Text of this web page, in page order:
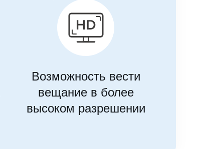
Возможность вести
вещание в более
высоком разрешении